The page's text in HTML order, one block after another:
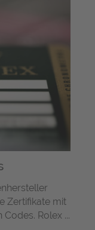
Zertifikate mit
Rolex ...